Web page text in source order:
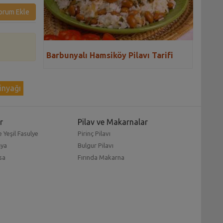
Ekle
Barbunyalı Hamsiköy Pilavı Tarifi
Yeşil Fasulye
Pilav ve Makarnalar
Pirinç Pilavı
Bulgur Pilavı
Fırında Makarna